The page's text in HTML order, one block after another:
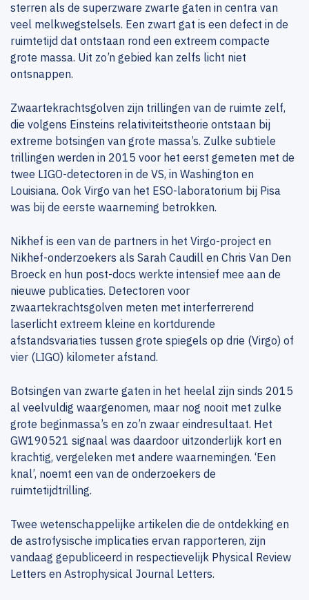
sterren als de superzware zwarte gaten in centra van
veel melkwegstelsels. Een zwart gat is een defect in de
ruimtetijd dat ontstaan rond een extreem compacte
grote massa. Uit zo’n gebied kan zelfs licht niet
ontsnappen.
Zwaartekrachtsgolven zijn trillingen van de ruimte zelf,
die volgens Einsteins relativiteitstheorie ontstaan bij
extreme botsingen van grote massa’s. Zulke subtiele
trillingen werden in 2015 voor het eerst gemeten met de
twee LIGO-detectoren in de VS, in Washington en
Louisiana. Ook Virgo van het ESO-laboratorium bij Pisa
was bij de eerste waarneming betrokken.
Nikhef is een van de partners in het Virgo-project en
Nikhef-onderzoekers als Sarah Caudill en Chris Van Den
Broeck en hun post-docs werkte intensief mee aan de
nieuwe publicaties. Detectoren voor
zwaartekrachtsgolven meten met interferrerend
laserlicht extreem kleine en kortdurende
afstandsvariaties tussen grote spiegels op drie (Virgo) of
vier (LIGO) kilometer afstand.
Botsingen van zwarte gaten in het heelal zijn sinds 2015
al veelvuldig waargenomen, maar nog nooit met zulke
grote beginmassa’s en zo’n zwaar eindresultaat. Het
GW190521 signaal was daardoor uitzonderlijk kort en
krachtig, vergeleken met andere waarnemingen. ‘Een
knal’, noemt een van de onderzoekers de
ruimtetijdtrilling.
Twee wetenschappelijke artikelen die de ontdekking en
de astrofysische implicaties ervan rapporteren, zijn
vandaag gepubliceerd in respectievelijk Physical Review
Letters en Astrophysical Journal Letters.